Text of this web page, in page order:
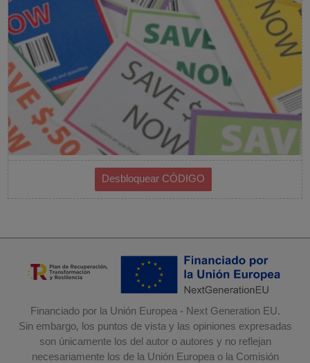
Financiado por la Unión Europea - Next Generation EU.
Sin embargo, los puntos de vista y las opiniones expresadas
son únicamente los del autor o autores y no reflejan
necesariamente los de la Unión Europea o la Comisión